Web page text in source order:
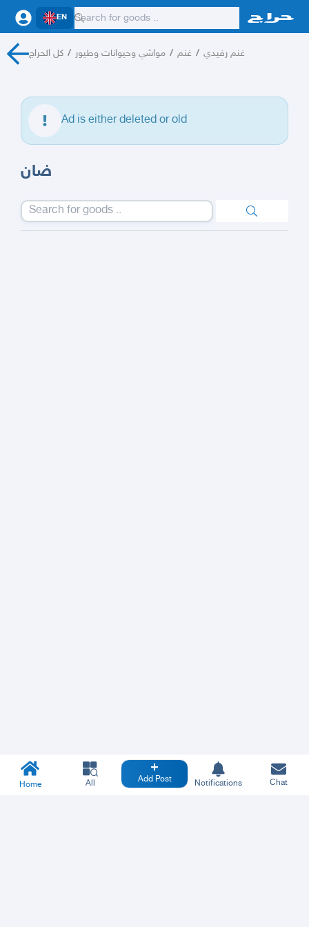
EN
كل الحراج / مواشي وحيوانات وطيور / غنم / غنم رفيدي
Ad is either deleted or old
ضان
Home All Add Post Notifications Chat